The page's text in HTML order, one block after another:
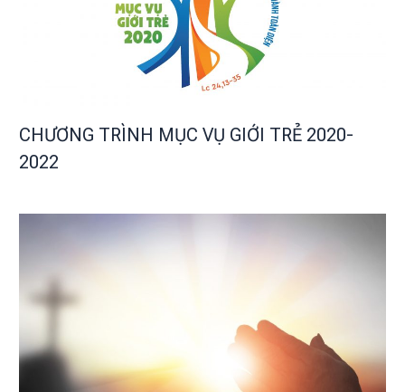
CHƯƠNG TRÌNH MỤC VỤ GIỚI TRẺ 2020-
2022